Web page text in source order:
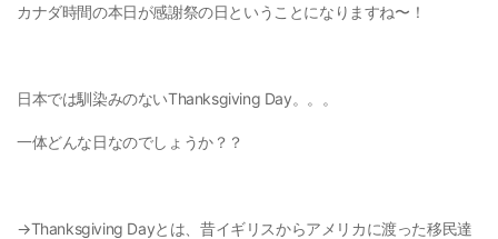
カナダ時間の本日が感謝祭の日ということになりますね〜！
日本では馴染みのないThanksgiving Day。。。
一体どんな日なのでしょうか？？
→Thanksgiving Dayとは、昔イギリスからアメリカに渡った移民達